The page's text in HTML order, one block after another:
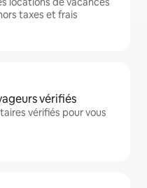
taxes et frais
vérifiés
vérifiés pour vous